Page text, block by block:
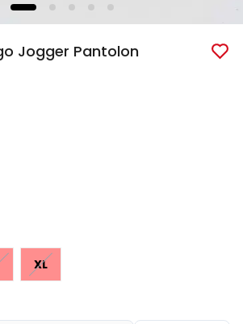
Jogger Pantolon
XL